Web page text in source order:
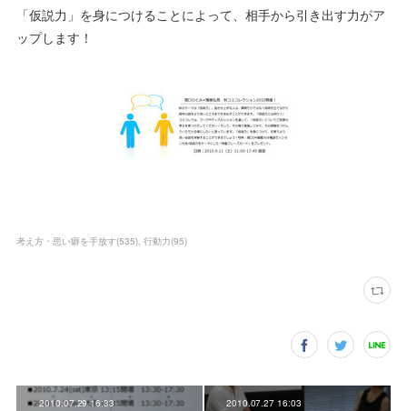
「仮説力」を身につけることによって、相手から引き出す力がア
ップします！
考え方・思い癖を手放す(535) 行動力(95)
2010.07.29 16:33 2010.07.27 16:03